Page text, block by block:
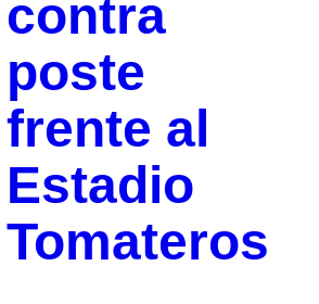
contra
poste
frente al
Estadio
Tomateros